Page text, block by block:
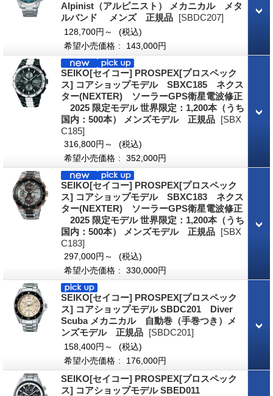
Alpinist（アルピニスト） メカニカル メタ
ルバンド メンズ 正規品 [SBDC207]
128,700円～
(税込)
希望小売価格 : 143,000円
SEIKO[セイコー] PROSPEX[プロスペック
ス] コアショップモデル SBXC185 ネクス
ター(NEXTER) ソーラーGPS衛星電波修正
2025 限定モデル 世界限定：1,200本（うち
国内：500本） メンズモデル 正規品 [SBX
C185]
316,800円～
(税込)
希望小売価格 : 352,000円
SEIKO[セイコー] PROSPEX[プロスペック
ス] コアショップモデル SBXC183 ネクス
ター(NEXTER) ソーラーGPS衛星電波修正
2025 限定モデル 世界限定：1,200本（うち
国内：500本） メンズモデル 正規品 [SBX
C183]
297,000円～
(税込)
希望小売価格 : 330,000円
SEIKO[セイコー] PROSPEX[プロスペック
ス] コアショップモデル SBDC201 Diver
Scuba メカニカル 自動巻（手巻つき）メ
ンズモデル 正規品 [SBDC201]
158,400円～
(税込)
希望小売価格 : 176,000円
SEIKO[セイコー] PROSPEX[プロスペック
ス] コアショップモデル SBED011